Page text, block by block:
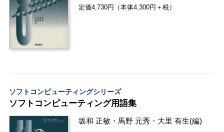
定価4,730円（本体4,300円＋税）
ソフトコンピューティングシリーズ
ソフトコンピューティング用語集
坂和 正敏 ・ 馬野 元秀 ・ 大里 有生(編)